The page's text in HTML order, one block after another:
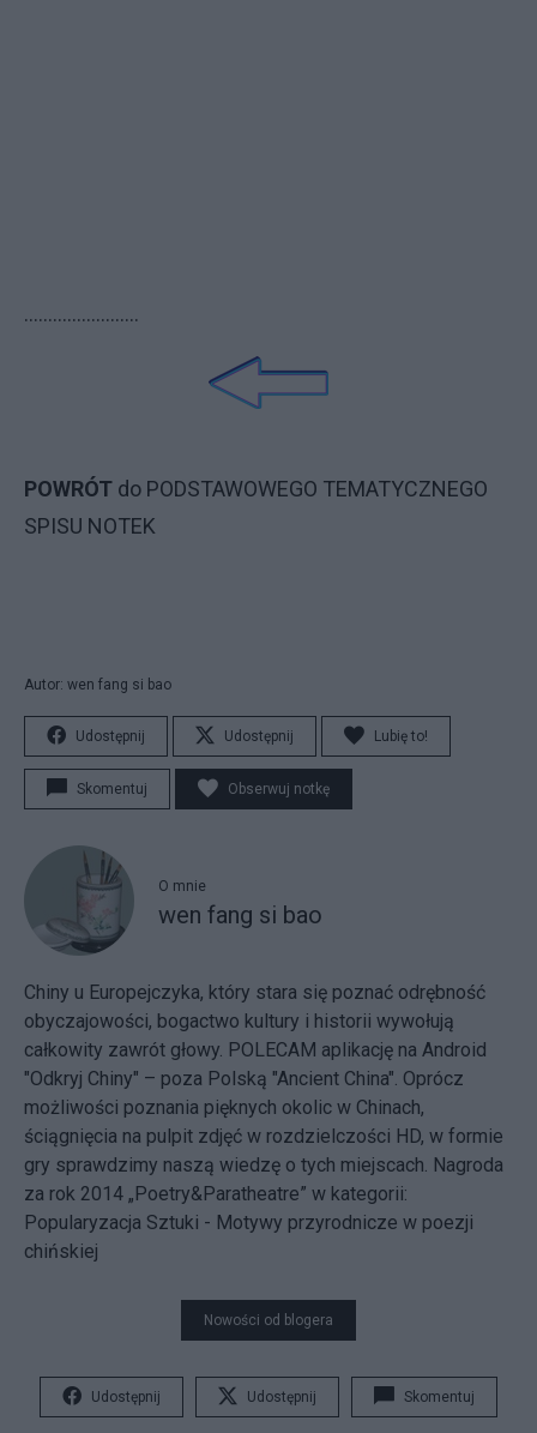
........................
POWRÓT do PODSTAWOWEGO TEMATYCZNEGO
SPISU NOTEK
Autor: wen fang si bao
Udostępnij Udostępnij Lubię to!
Skomentuj Obserwuj notkę
O mnie
wen fang si bao
Chiny u Europejczyka, który stara się poznać odrębność
obyczajowości, bogactwo kultury i historii wywołują
całkowity zawrót głowy. POLECAM aplikację na Android
"Odkryj Chiny" – poza Polską "Ancient China". Oprócz
możliwości poznania pięknych okolic w Chinach,
ściągnięcia na pulpit zdjęć w rozdzielczości HD, w formie
gry sprawdzimy naszą wiedzę o tych miejscach. Nagroda
za rok 2014 „Poetry&Paratheatre” w kategorii:
Popularyzacja Sztuki - Motywy przyrodnicze w poezji
chińskiej
Nowości od blogera
Udostępnij Udostępnij Skomentuj